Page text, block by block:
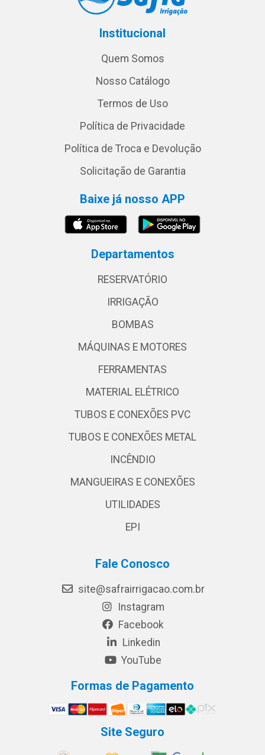
Institucional
Quem Somos
Nosso Catálogo
Termos de Uso
Política de Privacidade
Política de Troca e Devolução
Solicitação de Garantia
Baixe já nosso APP
Departamentos
RESERVATÓRIO
IRRIGAÇÃO
BOMBAS
MÁQUINAS E MOTORES
FERRAMENTAS
MATERIAL ELÉTRICO
TUBOS E CONEXÕES PVC
TUBOS E CONEXÕES METAL
INCÊNDIO
MANGUEIRAS E CONEXÕES
UTILIDADES
EPI
Fale Conosco
site@safrairrigacao.com.br
Instagram
Facebook
Linkedin
YouTube
Formas de Pagamento
Site Seguro